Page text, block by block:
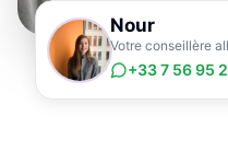
Nour
Votre conseillère
+33 7 56 95